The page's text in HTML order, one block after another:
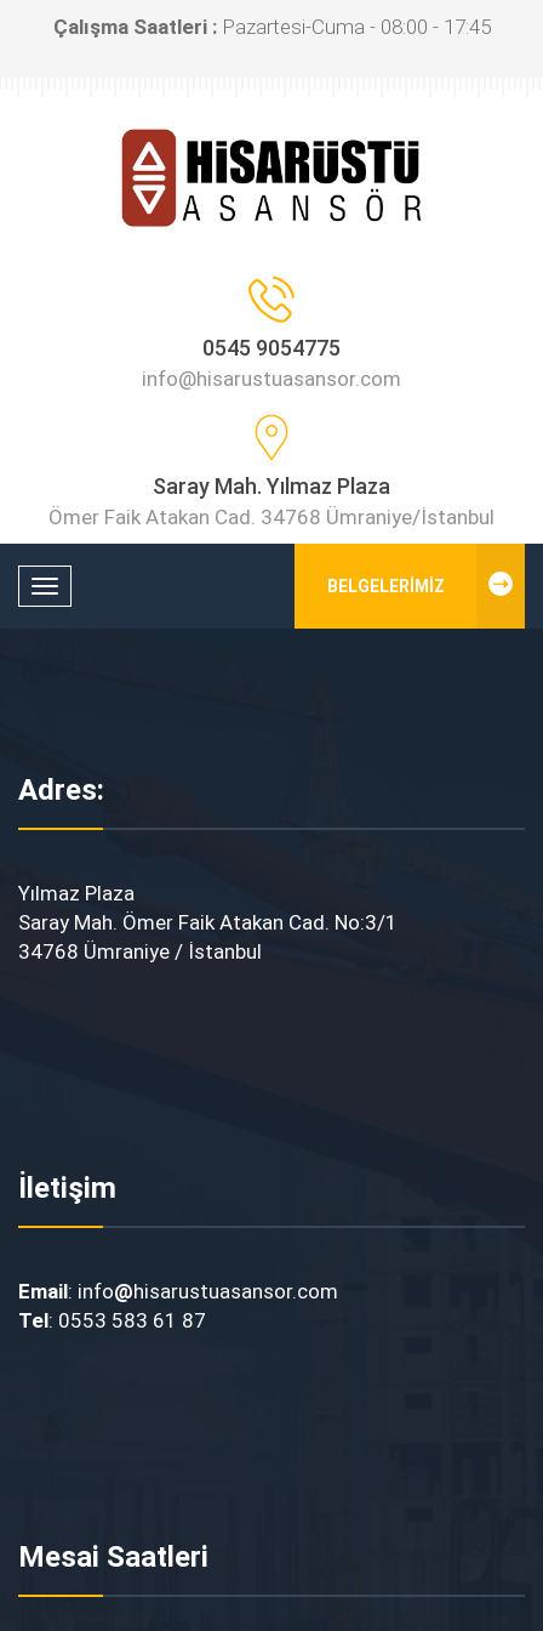
Çalışma Saatleri :Pazartesi-Cuma - 08:00 - 17:45
0545 9054775
info@hisarustuasansor.com
Saray Mah. Yılmaz Plaza
Ömer Faik Atakan Cad. 34768 Ümraniye/İstanbul
Toggle
BELGELERIMIZ
Adres:
Yılmaz Plaza
Saray Mah. Ömer Faik Atakan Cad. No:3/1
34768 Ümraniye / İstanbul
İletişim
Email: info@hisarustuasansor.com
Tel: 0553 583 61 87
Mesai Saatleri